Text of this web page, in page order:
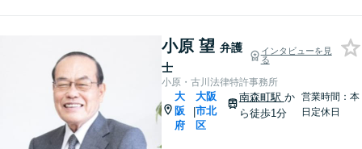
小原 望 弁護
士
インタビューを見
る
小原・古川法律特許事務所
大
阪
府
|
大阪
市北
区
南森町駅 か
ら徒歩1分
営業時間：本
日定休日